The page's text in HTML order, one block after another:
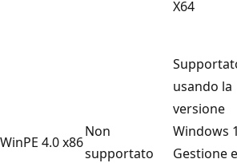
X64
WinPE 4.0 x86
Non
supportato
usando la
versione
Windows
Gestione e